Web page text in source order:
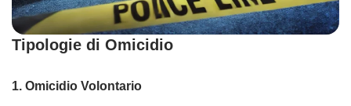
Tipologie di Omicidio
1. Omicidio Volontario